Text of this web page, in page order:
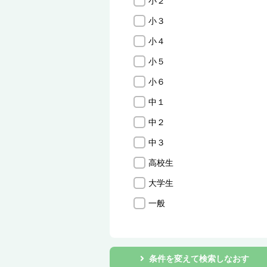
小３
小４
小５
小６
中１
中２
中３
高校生
大学生
一般
条件を変えて検索しなおす